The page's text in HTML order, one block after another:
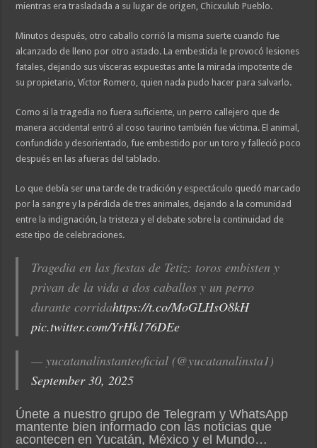
mientras era trasladada a su lugar de origen, Chicxulub Pueblo.
Minutos después, otro caballo corrió la misma suerte cuando fue
alcanzado de lleno por otro astado. La embestida le provocó lesiones
fatales, dejando sus vísceras expuestas ante la mirada impotente de
su propietario, Víctor Romero, quien nada pudo hacer para salvarlo.
Como si la tragedia no fuera suficiente, un perro callejero que de
manera accidental entró al coso taurino también fue víctima. El animal,
confundido y desorientado, fue embestido por un toro y falleció poco
después en las afueras del tablado.
Lo que debía ser una tarde de tradición y espectáculo quedó marcado
por la sangre y la pérdida de tres animales, dejando a la comunidad
entre la indignación, la tristeza y el debate sobre la continuidad de
este tipo de celebraciones.
Tragedia en las fiestas de Tetiz: toros embisten y
privan de la vida a dos caballos y un perro
durante corridahttps://t.co/MoGLHsO8kH
pic.twitter.com/YrHk176DEe
— yucatanalinstanteoficial (@yucatanalinsta1)
September 30, 2025
Únete a nuestro grupo de Telegram y WhatsApp
mantente bien informado con las noticias que
acontecen en Yucatán, México y el Mundo…